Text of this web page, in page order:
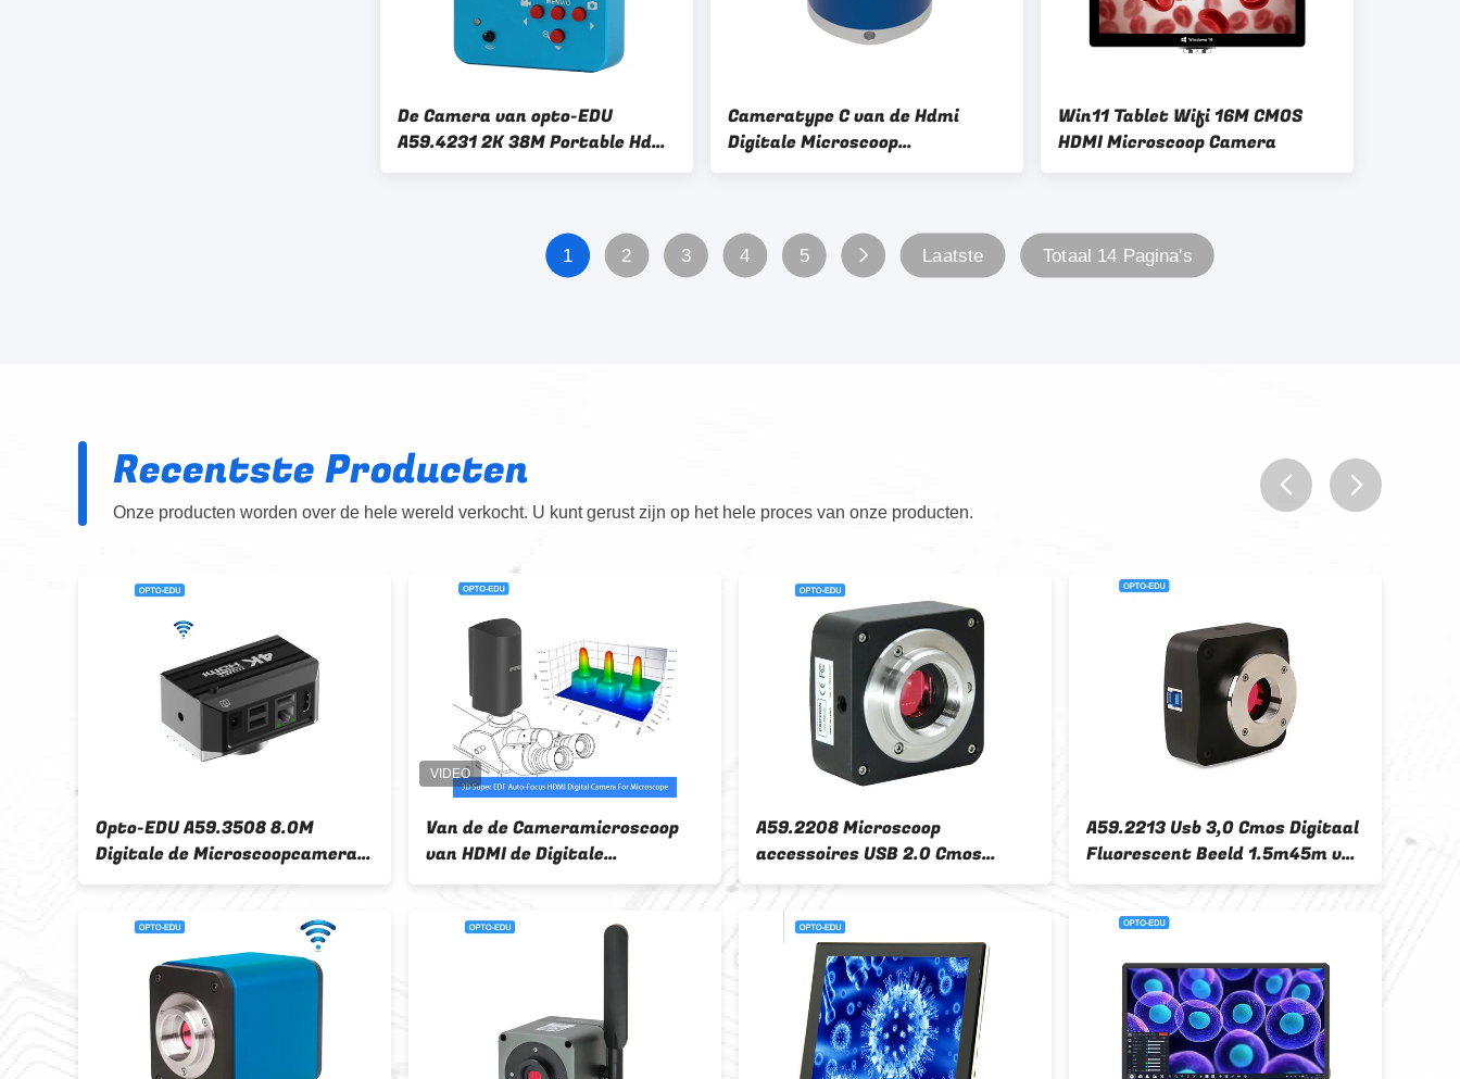
De Camera van opto-EDU
A59.4231 2K 38M Portable Hd
Microscope
Cameratype C van de Hdmi
Digitale Microscoop
Muiscontrole die 2.0m meten
Win11 Tablet Wifi 16M CMOS
HDMI Microscoop Camera
1 2 3 4 5 Laatste Totaal 14 Pagina's
Recentste Producten
Onze producten worden over de hele wereld verkocht. U kunt gerust zijn op het hele proces van onze producten.
A59.2208 Microscoop
accessoires USB 2.0 Cmos
Digitale camera 0,35m~12m
A59.2213 Usb 3,0 Cmos Digitaal
Fluorescent Beeld 1.5m45m van
Camera Hoog Fps
A59.5103 5.0MP Microscope C
zetten van de de
Kabelsoftware van Lensusb de
De Ooglenscamera USB2.0
CMOS 5.0M van de A59.5102
opto-EDU Microscoop